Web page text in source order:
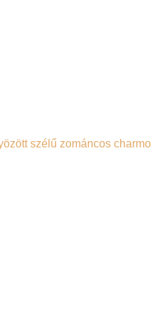
szélű zománcos